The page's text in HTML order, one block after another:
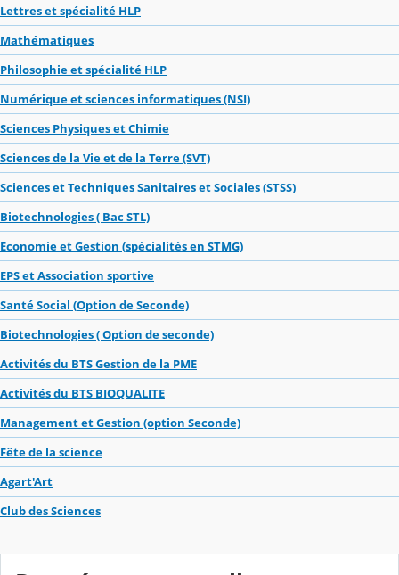
Lettres et spécialité HLP
Mathématiques
Philosophie et spécialité HLP
Numérique et sciences informatiques (NSI)
Sciences Physiques et Chimie
Sciences de la Vie et de la Terre (SVT)
Sciences et Techniques Sanitaires et Sociales (STSS)
Biotechnologies ( Bac STL)
Economie et Gestion (spécialités en STMG)
EPS et Association sportive
Santé Social (Option de Seconde)
Biotechnologies ( Option de seconde)
Activités du BTS Gestion de la PME
Activités du BTS BIOQUALITE
Management et Gestion (option Seconde)
Fête de la science
Agart'Art
Club des Sciences